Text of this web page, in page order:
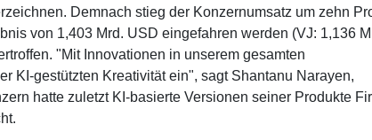
Demnach stieg der Konzernumsatz um zehn
von 1,403 Mrd. USD eingefahren werden (VJ: 1,136
"Mit Innovationen in unserem gesamten
KI-gestützten Kreativität ein", sagt Shantanu Narayen,
hatte zuletzt KI-basierte Versionen seiner Produkte